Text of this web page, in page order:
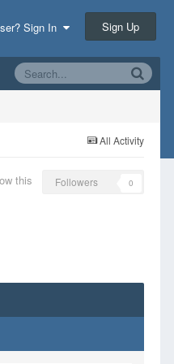
Sign In Sign Up
All Activity
this Followers 0